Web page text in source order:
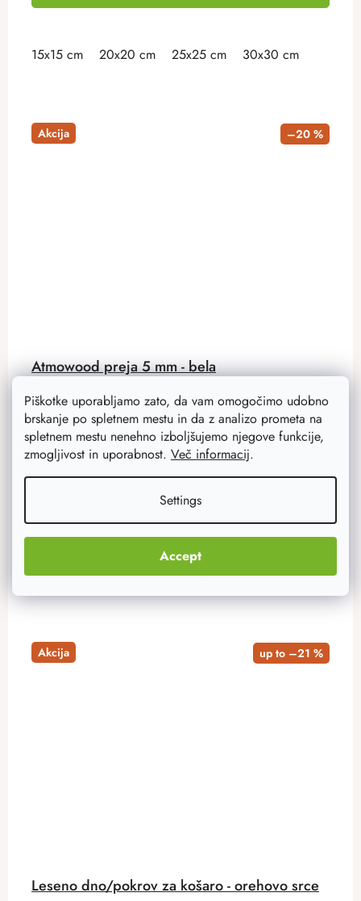
Piškotke uporabljamo zato, da vam omogočimo udobno
brskanje po spletnem mestu in da z analizo prometa na
spletnem mestu nenehno izboljšujemo njegove funkcije,
zmogljivost in uporabnost. Več informacij.
Settings
Accept
15x15 cm 20x20 cm 25x25 cm 30x30 cm
Akcija –20 %
Atmowood preja 5 mm - bela
9 €
Snežno bela preja je idealna za kvačkanje košar različnih
oblik in barvnih kombinacij . Ima poliestersko jedro, 100
m tuljav, v naši ponudbi pa najdete tudi druge barvne...
Akcija up to –21 %
Leseno dno/pokrov za košaro - orehovo srce